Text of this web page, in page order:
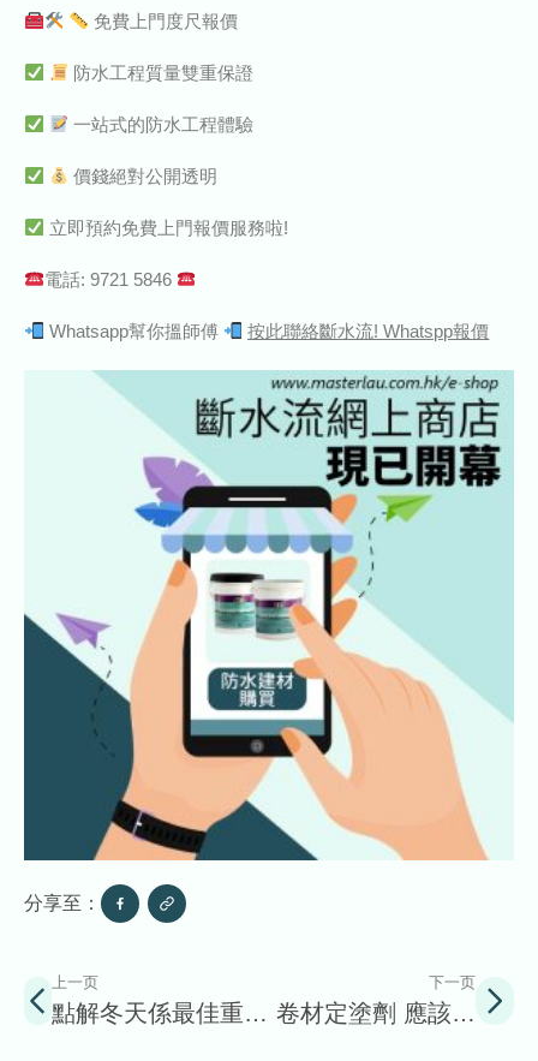
免費上門度尺報價
防水工程質量雙重保證
一站式的防水工程體驗
價錢絕對公開透明
立即預約免費上門報價服務啦!
電話: 9721 5846
Whatsapp幫你搵師傅 按此聯絡斷水流! Whatspp報價
分享至：
上一页
點解冬天係最佳重造
下一页
卷材定塗劑 應該點